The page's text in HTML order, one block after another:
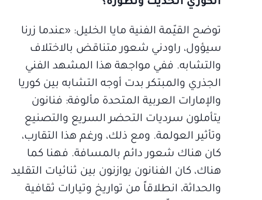
توضح القيّمة الفنية مايا الخليل: «عندما زرنا
سيؤول، راودني شعور متناقض بالاختلاف
والتشابه. ففي مواجهة هذا المشهد الفني
الجذري والمبتكر بدت أوجه التشابه بين كوريا
والإمارات العربية المتحدة مألوفة: فنانون
يتأملون سرديات التحضر السريع والتصنيع
وتأثير العولمة. ومع ذلك، ورغم هذا التقارب،
كان هناك شعور دائم بالمسافة. فهنا كما
هناك، كان الفنانون يوازنون بين ثنائيات التقليد
والحداثة، انطلاقاً من تواريخ وتيارات ثقافية